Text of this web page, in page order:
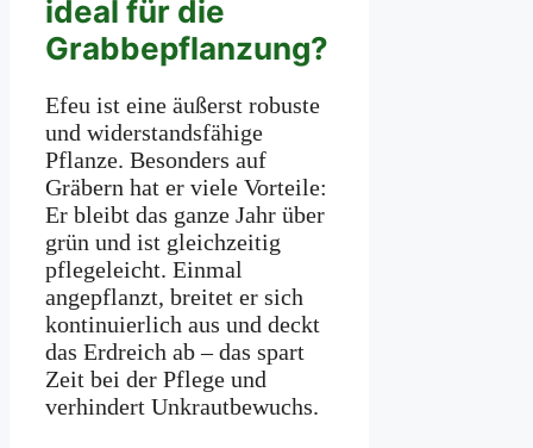
ideal für die
Grabbepflanzung?
Efeu ist eine äußerst robuste
und widerstandsfähige
Pflanze. Besonders auf
Gräbern hat er viele Vorteile:
Er bleibt das ganze Jahr über
grün und ist gleichzeitig
pflegeleicht. Einmal
angepflanzt, breitet er sich
kontinuierlich aus und deckt
das Erdreich ab – das spart
Zeit bei der Pflege und
verhindert Unkrautbewuchs.